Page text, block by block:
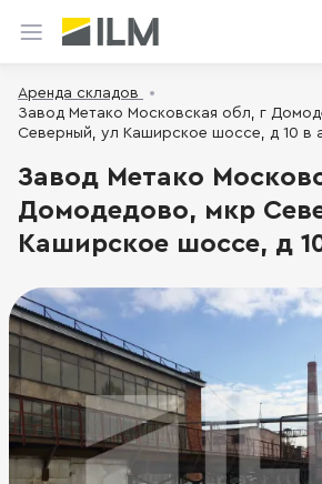
Аренда складов
Завод Метако Московская обл, г
Северный, ул Каширское шоссе, д 10 в
Завод Метако
Домодедово, мкр
Каширское шоссе, д